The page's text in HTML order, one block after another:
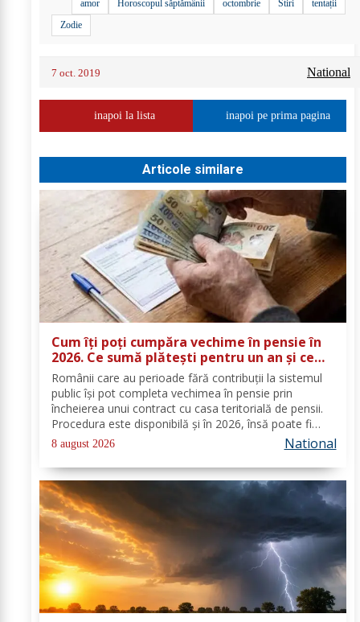
amor Horoscopul săptămânii octombrie Stiri
tentații
Zodie
7 oct. 2019 National
inapoi la lista inapoi pe prima pagina
Articole similare
Cum îți poți cumpăra vechime în pensie în
2026. Ce sumă plătești pentru un an și ce
documente trebuie depuse
Românii care au perioade fără contribuții la sistemul
public își pot completa vechimea în pensie prin
încheierea unui contract cu casa teritorială de pensii.
Procedura este disponibilă și în 2026, însă poate fi
folosită doar în condițiile prevăzute de lege. Costul
depinde de salariul minim brut...
8 august 2026 National